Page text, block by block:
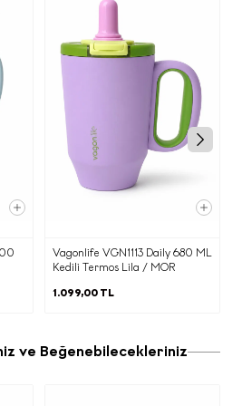
"Siparişlerim" listesinden iade etmek
İade Talebi" butonuna basınız. Ekranda
olarak MNG ve UPS Kargo ile iade
Diğer tüm kargo şirketleri ile yapılan
aittir.
Vagonlife VGN1113 Daily 680 ML
Kedili Termos Lila / MOR
1.099,00 TL
ve Beğenebilecekleriniz
ayrıntılarıyla
rica ediyoruz.
Sorumlusu
Verilerin Korunması
”) uyarınca, kişisel
sorumlusu olarak Ecrou
Anonim Şirket (“Şirket”)
açıklanan kapsamda
işlenecektir.
Hangi Amaçlarla
ziyaretçilerimize
amaçlı iletilerin
e-postanızı
işlenmektedir.
pazarlama süreçlerinin